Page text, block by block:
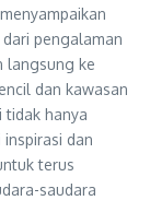
pengalaman
langsung ke
dan kawasan
tidak hanya
dan
terus
saudara